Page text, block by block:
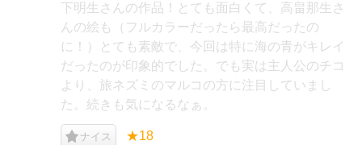
下明生さんの作品！とても面白くて、高畠那生さ
んの絵も（フルカラーだったら最高だったの
に！）とても素敵で、今回は特に海の青がキレイ
だったのが印象的でした。でも実は主人公のチコ
より、旅ネズミのマルコの方に注目していまし
た。続きも気になるなぁ。
ナイス ★18